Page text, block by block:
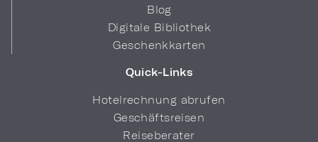
Blog
Digitale Bibliothek
Geschenkkarten
Quick-Links
Hotelrechnung abrufen
Geschäftsreisen
Reiseberater